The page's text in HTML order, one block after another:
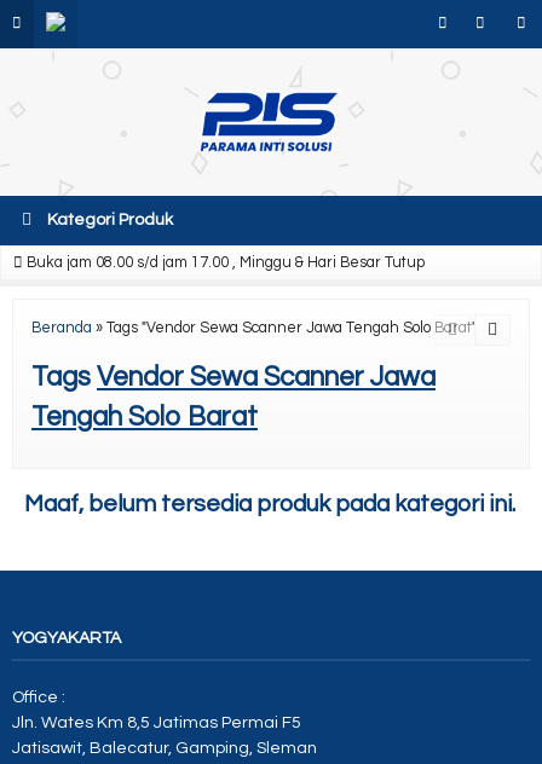
Kategori Produk
Buka jam 08.00 s/d jam 17.00 , Minggu & Hari Besar Tutup
Beranda » Tags "Vendor Sewa Scanner Jawa Tengah Solo Barat"
Tags Vendor Sewa Scanner Jawa
Tengah Solo Barat
Maaf, belum tersedia produk pada kategori ini.
YOGYAKARTA
Office :
Jln. Wates Km 8,5 Jatimas Permai F5
Jatisawit, Balecatur, Gamping, Sleman